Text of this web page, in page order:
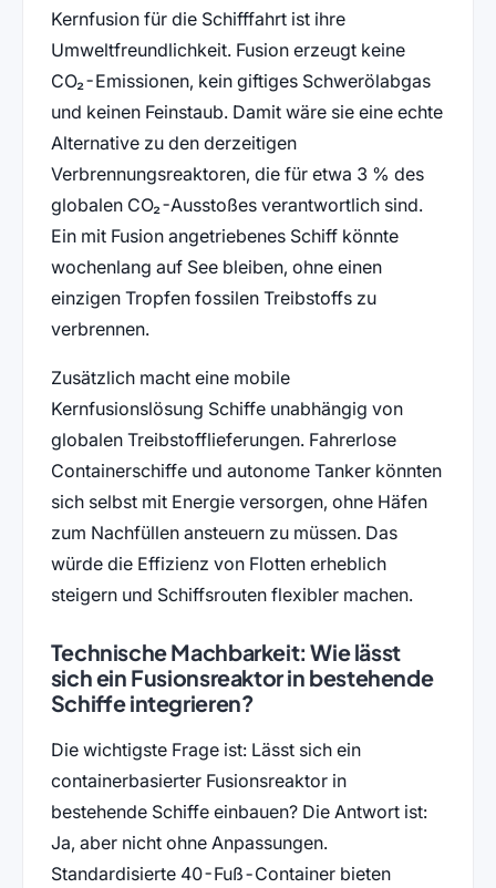
Kernfusion für die Schifffahrt ist ihre
Umweltfreundlichkeit. Fusion erzeugt keine
CO₂-Emissionen, kein giftiges Schwerölabgas
und keinen Feinstaub. Damit wäre sie eine echte
Alternative zu den derzeitigen
Verbrennungsreaktoren, die für etwa 3 % des
globalen CO₂-Ausstoßes verantwortlich sind.
Ein mit Fusion angetriebenes Schiff könnte
wochenlang auf See bleiben, ohne einen
einzigen Tropfen fossilen Treibstoffs zu
verbrennen.
Zusätzlich macht eine mobile
Kernfusionslösung Schiffe unabhängig von
globalen Treibstofflieferungen. Fahrerlose
Containerschiffe und autonome Tanker könnten
sich selbst mit Energie versorgen, ohne Häfen
zum Nachfüllen ansteuern zu müssen. Das
würde die Effizienz von Flotten erheblich
steigern und Schiffsrouten flexibler machen.
Technische Machbarkeit: Wie lässt
sich ein Fusionsreaktor in bestehende
Schiffe integrieren?
Die wichtigste Frage ist: Lässt sich ein
containerbasierter Fusionsreaktor in
bestehende Schiffe einbauen? Die Antwort ist:
Ja, aber nicht ohne Anpassungen.
Standardisierte 40-Fuß-Container bieten